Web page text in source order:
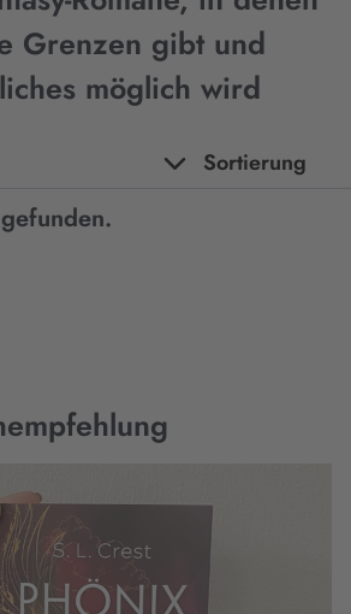
Grenzen gibt und
möglich wird
Sortierung